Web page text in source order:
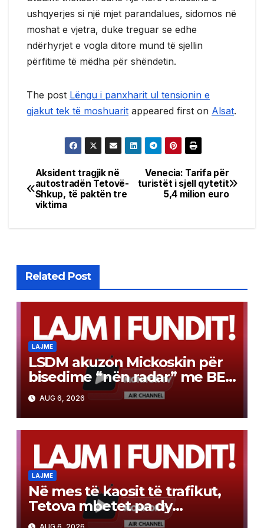
ushqyerjes si një mjet parandalues, sidomos në
moshat e vjetra, duke treguar se edhe
ndërhyrjet e vogla ditore mund të sjellin
përfitime të mëdha për shëndetin.
The post Lëngu i panxharit ul tensionin e
gjakut tek të moshuarit appeared first on Alsat.
Post
navigation
Venecia: Tarifa për
turistët i sjell qytetit
5,4 milion euro
Aksident tragjik në
autostradën Tetovë-
Shkup, të paktën tre
viktima
Related Post
LAJME
LSDM akuzon Mickoskin për
bisedime “nën radar” me BE-
nëAUG 6, 2026
LAJME
Në mes të kaosit të trafikut,
Tetova mbetet pa dy
karrotrecë! Kasami fajëson